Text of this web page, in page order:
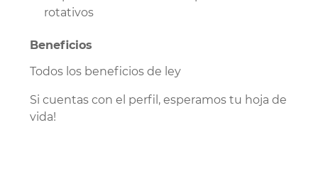
rotativos
Beneficios
Todos los beneficios de ley
Si cuentas con el perfil, esperamos tu hoja de
vida!